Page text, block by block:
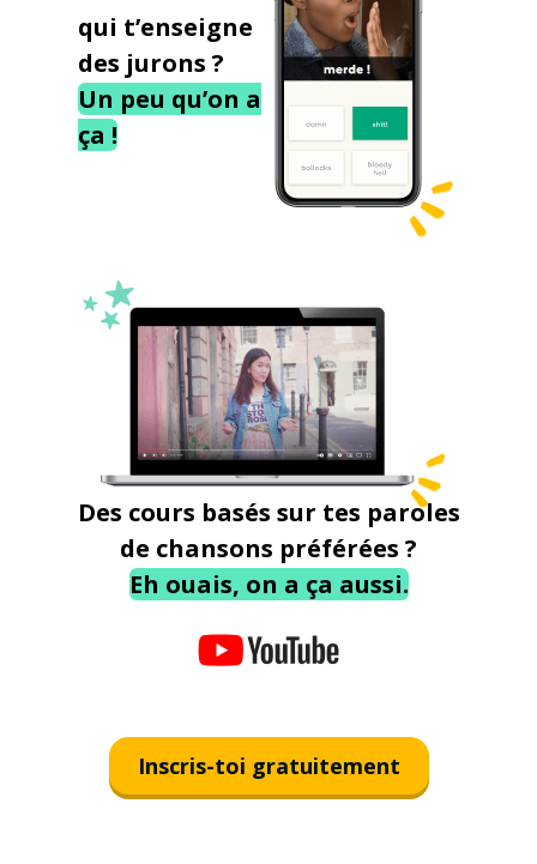
qui t’enseigne
des jurons ?
Un peu qu’on a
ça !
Des cours basés sur tes paroles
de chansons préférées ?
Eh ouais, on a ça aussi.
Inscris-toi gratuitement